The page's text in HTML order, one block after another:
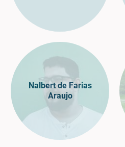
Nalbert de Farias
Araujo